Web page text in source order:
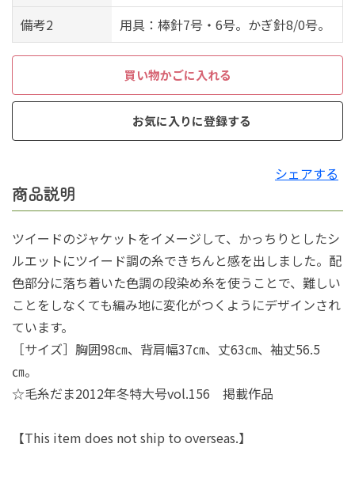
備考2
用具：棒針7号・6号。かぎ針8/0号。
買い物かごに入れる
お気に入りに登録する
シェアする
商品説明
ツイードのジャケットをイメージして、かっちりとしたシ
ルエットにツイード調の糸できちんと感を出しました。配
色部分に落ち着いた色調の段染め糸を使うことで、難しい
ことをしなくても編み地に変化がつくようにデザインされ
ています。
［サイズ］胸囲98㎝、背肩幅37㎝、丈63㎝、袖丈56.5
㎝。
☆毛糸だま2012年冬特大号vol.156 掲載作品
【This item does not ship to overseas.】